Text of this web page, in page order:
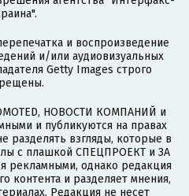
и воспроизведение
и/или аудиовизуальных
Getty Images строго
НОВОСТИ КОМПАНИЙ и
и публикуются на правах
разделять взгляды, которые в
с плашкой СПЕЦПРОЕКТ и ЗА
рекламными, однако редакция
контента и разделяет мнения,
Редакция не несет